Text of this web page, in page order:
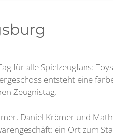
für alle Spielzeugfans:
entsteht eine
Zeugnistag.
Daniel Krömer und
ein Ort zum